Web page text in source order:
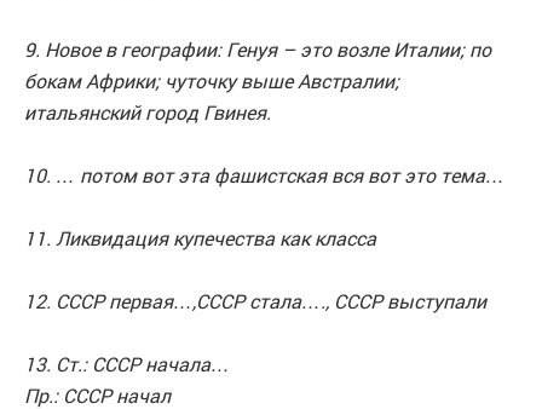
9. Новое в географии: Генуя – это возле Италии; по
бокам Африки; чуточку выше Австралии;
итальянский город Гвинея.
10. … потом вот эта фашистская вся вот это тема…
11. Ликвидация купечества как класса
12. СССР первая…,СССР стала…., СССР выступали
13. Ст.: СССР начала…
Пр.: СССР начал